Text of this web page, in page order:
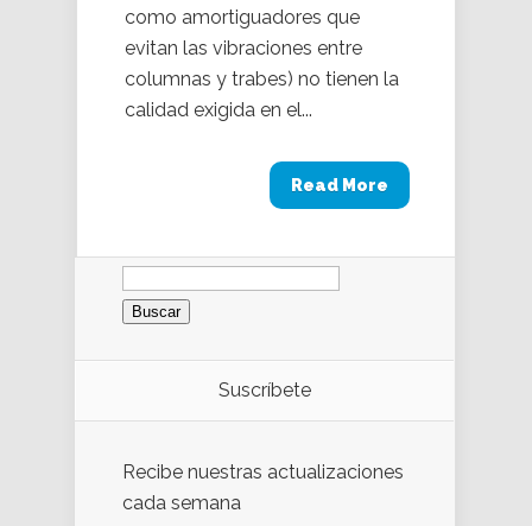
como amortiguadores que
evitan las vibraciones entre
columnas y trabes) no tienen la
calidad exigida en el...
Read More
Buscar:
Suscríbete
Recibe nuestras actualizaciones
cada semana